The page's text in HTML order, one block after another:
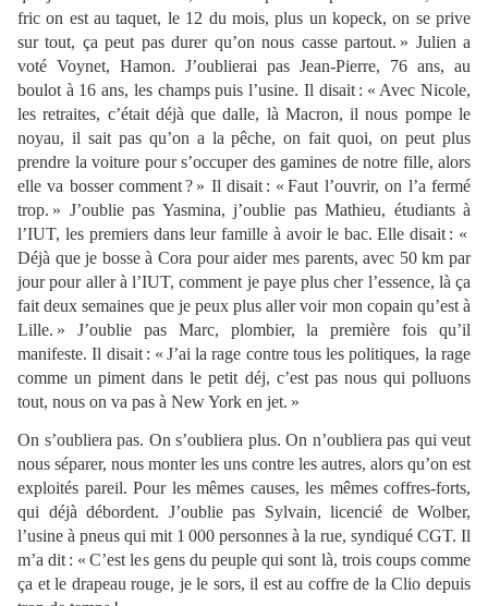
fric on est au taquet, le 12 du mois, plus un kopeck, on se prive
sur tout, ça peut pas durer qu’on nous casse partout. » Julien a
voté Voynet, Hamon. J’oublierai pas Jean-Pierre, 76 ans, au
boulot à 16 ans, les champs puis l’usine. Il disait : « Avec Nicole,
les retraites, c’était déjà que dalle, là Macron, il nous pompe le
noyau, il sait pas qu’on a la pêche, on fait quoi, on peut plus
prendre la voiture pour s’occuper des gamines de notre fille, alors
elle va bosser comment ? » Il disait : « Faut l’ouvrir, on l’a fermé
trop. » J’oublie pas Yasmina, j’oublie pas Mathieu, étudiants à
l’IUT, les premiers dans leur famille à avoir le bac. Elle disait : «
Déjà que je bosse à Cora pour aider mes parents, avec 50 km par
jour pour aller à l’IUT, comment je paye plus cher l’essence, là ça
fait deux semaines que je peux plus aller voir mon copain qu’est à
Lille. » J’oublie pas Marc, plombier, la première fois qu’il
manifeste. Il disait : « J’ai la rage contre tous les politiques, la rage
comme un piment dans le petit déj, c’est pas nous qui polluons
tout, nous on va pas à New York en jet. »
On s’oubliera pas. On s’oubliera plus. On n’oubliera pas qui veut
nous séparer, nous monter les uns contre les autres, alors qu’on est
exploités pareil. Pour les mêmes causes, les mêmes coffres-forts,
qui déjà débordent. J’oublie pas Sylvain, licencié de Wolber,
l’usine à pneus qui mit 1 000 personnes à la rue, syndiqué CGT. Il
m’a dit : « C’est les gens du peuple qui sont là, trois coups comme
ça et le drapeau rouge, je le sors, il est au coffre de la Clio depuis